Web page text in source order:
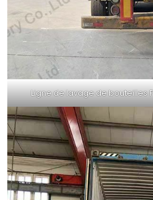
Ligne de lavage de bouteilles